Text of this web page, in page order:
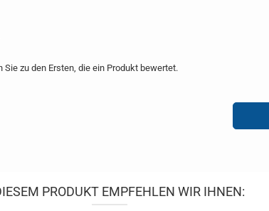
zu den Ersten, die ein Produkt bewertet.
PRODUKT EMPFEHLEN WIR IHNEN: